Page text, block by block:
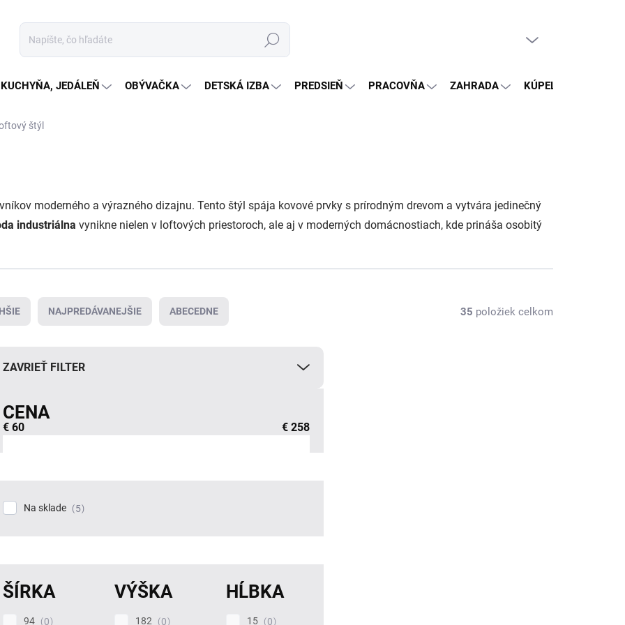
Hľadať
KUCHYŇA, JEDÁLEŇ OBÝVAČKA DETSKÁ IZBA PREDSIEŇ PRACOVŇA ZAHRADA KÚPEĽŇA
štýl
moderného a výrazného dizajnu. Tento štýl spája kovové prvky s prírodným drevom a vytvára jedinečný
industriálna vynikne nielen v loftových priestoroch, ale aj v moderných domácnostiach, kde prináša osobitý
NAJPREDÁVANEJŠIE ABECEDNE 35 položiek celkom
ZAVRIEŤ FILTER
CENA
€ 60 € 258
Na sklade 5
ŠÍRKA
94
0
VÝŠKA
182
0
HĹBKA
15
0